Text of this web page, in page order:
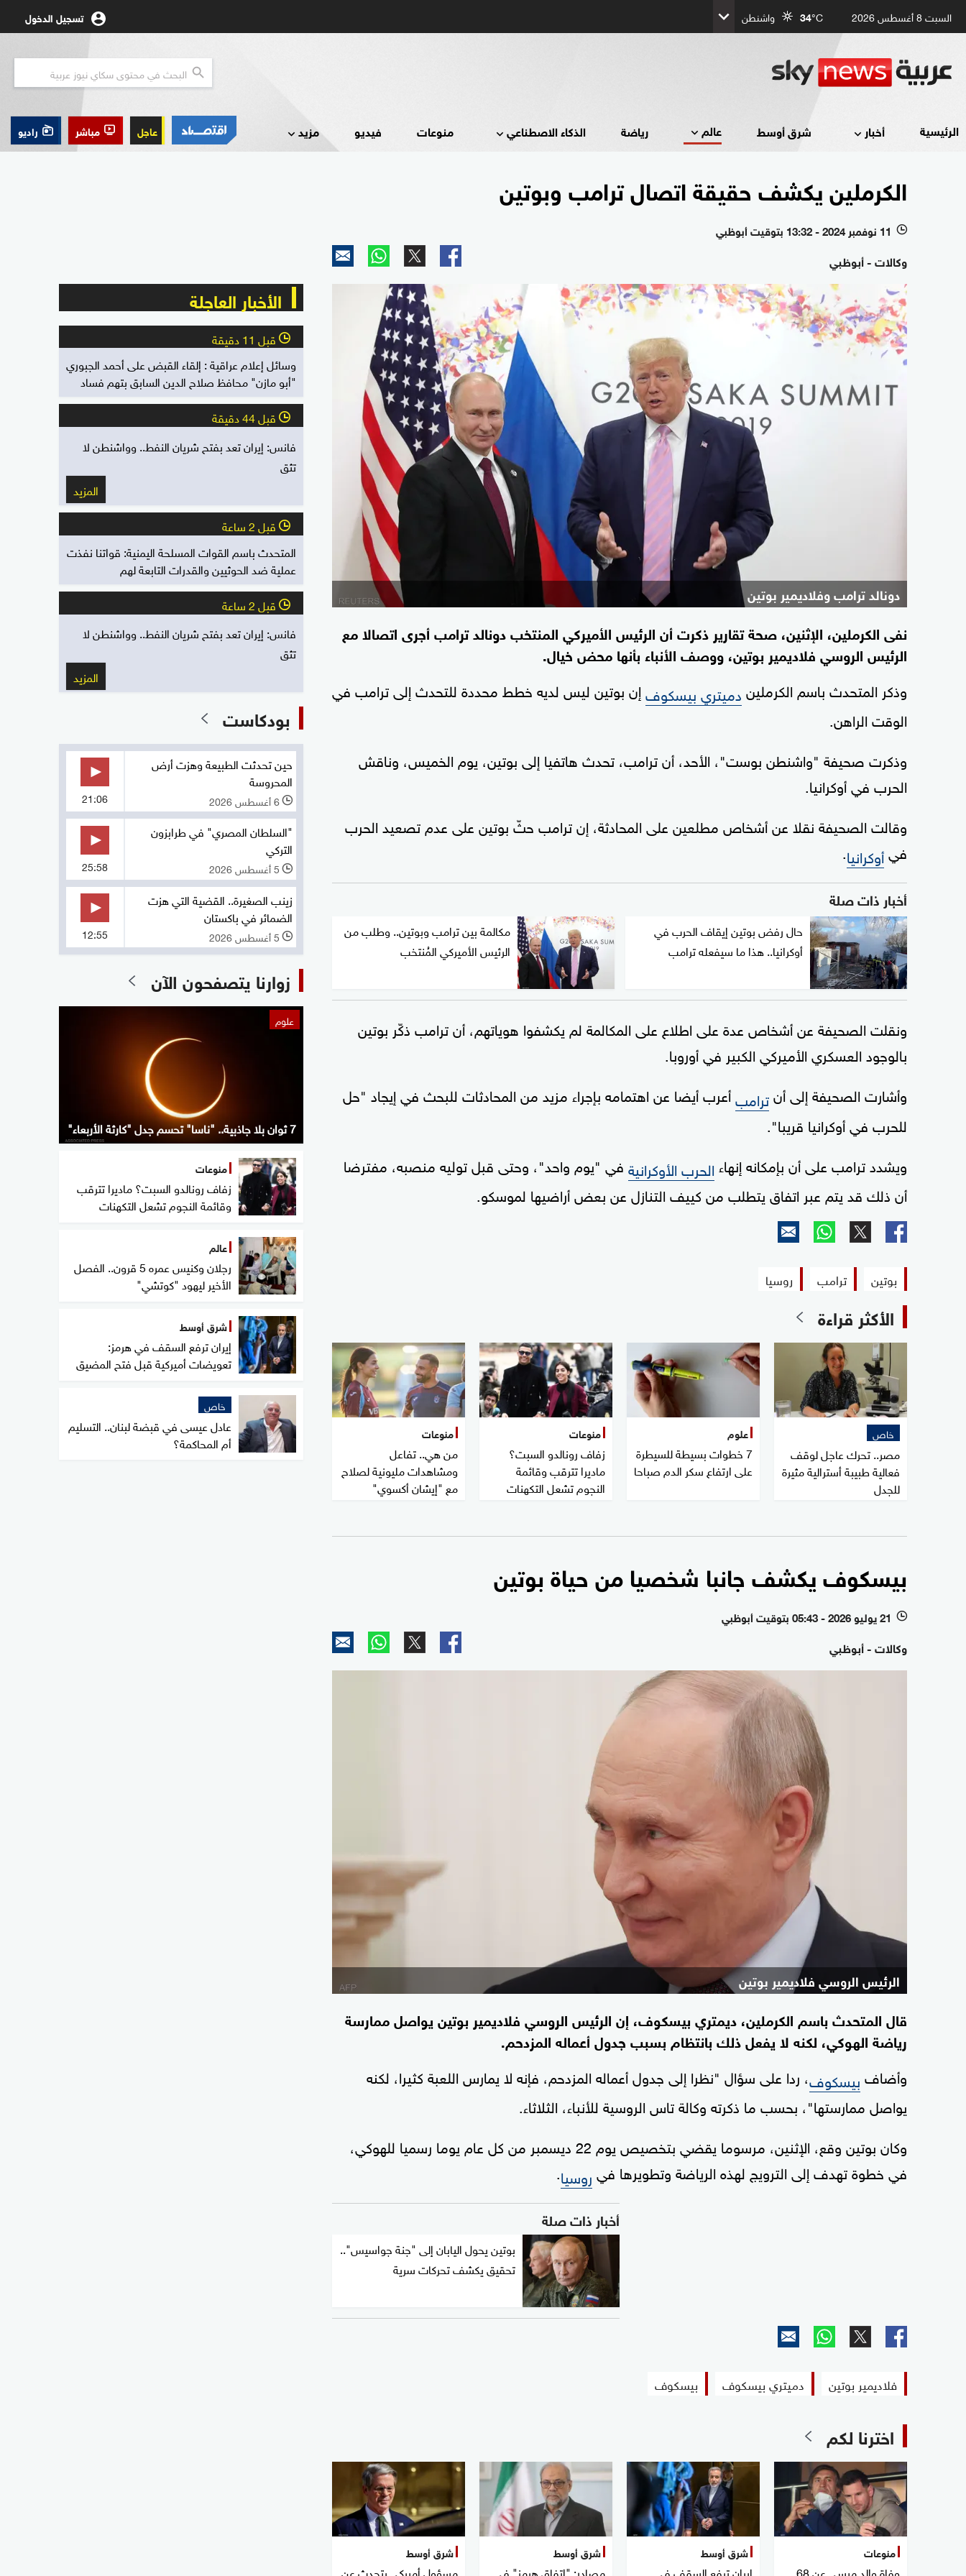
السبت 8 أغسطس 2026 34°C واشنطن تسجيل الدخول
الرئيسية أخبار شرق أوسط عالم رياضة الذكاء الاصطناعي منوعات فيديو مزيد عاجل مباشر راديو
الكرملين يكشف حقيقة اتصال ترامب وبوتين
l 11 نوفمبر 2024 - 13:32 بتوقيت أبوظبي
وكالات - أبوظبي
دونالد ترامب وفلاديمير بوتين
نفى الكرملين، الإثنين، صحة تقارير ذكرت أن الرئيس الأميركي المنتخب دونالد ترامب أجرى اتصالا مع
الرئيس الروسي فلاديمير بوتين، ووصف الأنباء بأنها محض خيال.
وذكر المتحدث باسم الكرملين دميتري بيسكوف إن بوتين ليس لديه خطط محددة للتحدث إلى ترامب في
الوقت الراهن.
وذكرت صحيفة "واشنطن بوست"، الأحد، أن ترامب، تحدث هاتفيا إلى بوتين، يوم الخميس، وناقش
الحرب في أوكرانيا.
وقالت الصحيفة نقلا عن أشخاص مطلعين على المحادثة، إن ترامب حثّ بوتين على عدم تصعيد الحرب
فيأوكرانيا.
أخبار ذات صلة
حال رفض بوتين إيقاف الحرب في
أوكرانيا.. هذا ما سيفعله ترامب
مكالمة بين ترامب وبوتين.. وطلب من
الرئيس الأميركي المُنتخب
ونقلت الصحيفة عن أشخاص عدة على اطلاع على المكالمة لم يكشفوا هوياتهم، أن ترامب ذكّر بوتين
بالوجود العسكري الأميركي الكبير في أوروبا.
وأشارت الصحيفة إلى أنترامبأعرب أيضا عن اهتمامه بإجراء مزيد من المحادثات للبحث في إيجاد "حل
للحرب في أوكرانيا قريبا".
ويشدد ترامب على أن بإمكانه إنهاء الحرب الأوكرانية في "يوم واحد"، وحتى قبل توليه منصبه، مفترضا
أن ذلك قد يتم عبر اتفاق يتطلب من كييف التنازل عن بعض أراضيها لموسكو.
بوتين ترامب روسيا
الأكثر قراءة
خاص
مصر.. تحرك عاجل لوقف
فعالية طبيبة أسترالية مثيرة
للجدل
علوم
7 خطوات بسيطة للسيطرة
على ارتفاع سكر الدم صباحا
منوعات
زفاف رونالدو السبت؟
ماديرا تترقب وقائمة
النجوم تشعل التكهنات
منوعات
من هي.. تفاعل
ومشاهدات مليونية لصلاح
مع "إيشان أكسوي"
بيسكوف يكشف جانبا شخصيا من حياة بوتين
l 21 يوليو 2026 - 05:43 بتوقيت أبوظبي
وكالات - أبوظبي
الرئيس ​الروسي فلاديمير بوتين
قال المتحدث باسم الكرملين، ديمتري بيسكوف، إن الرئيس الروسي فلاديمير بوتين يواصل ممارسة
رياضة الهوكي، لكنه لا يفعل ذلك بانتظام بسبب جدول أعماله المزدحم.
وأضاف بيسكوف، ردا على سؤال "نظرا إلى جدول أعماله المزدحم، فإنه لا يمارس اللعبة كثيرا، لكنه
يواصل ممارستها"، بحسب ما ذكرته وكالة تاس الروسية للأنباء، الثلاثاء.
وكان بوتين وقع، الإثنين، مرسوما يقضي بتخصيص يوم 22 ديسمبر من كل عام يوما رسميا للهوكي،
في خطوة تهدف إلى الترويج لهذه الرياضة وتطويرها في روسيا.
أخبار ذات صلة
بوتين يحول اليابان إلى "جنة جواسيس"..
تحقيق يكشف تحركات سرية
فلاديمير بوتين دميتري بيسكوف بيسكوف
اخترنا لكم
منوعات
وفاة والد ميسي عن 68
شرق أوسط
إيران ترفع السقف في
شرق أوسط
مصادر: "اتفاق هرمز" في
شرق أوسط
مسؤول أميركي يتحدث عن
الأخبار العاجلة
l قبل 11 دقيقة
وسائل إعلام عراقية : إلقاء القبض على أحمد الجبوري
"أبو مازن" محافظ صلاح الدين السابق بتهم فساد
l قبل 44 دقيقة
فانس: إيران تعد بفتح شريان النفط.. وواشنطن لا
تثق
المزيد
l قبل 2 ساعة
المتحدث باسم القوات المسلحة اليمنية: قواتنا نفذت
عملية ضد الحوثيين والقدرات التابعة لهم
l قبل 2 ساعة
فانس: إيران تعد بفتح شريان النفط.. وواشنطن لا
تثق
المزيد
بودكاست
حين تحدثت الطبيعة وهزت أرض
المحروسة
l 6 أغسطس 2026 21:06
"السلطان المصري" في طرابزون
التركي
l 5 أغسطس 2026 25:58
زينب الصغيرة.. القضية التي هزت
الضمائر في باكستان
l 5 أغسطس 2026 12:55
زوارنا يتصفحون الآن
علوم
7 ثوان بلا جاذبية.. "ناسا" تحسم جدل "كارثة الأربعاء"
منوعات
زفاف رونالدو السبت؟ ماديرا تترقب
وقائمة النجوم تشعل التكهنات
عالم
رجلان وكنيس عمره 5 قرون.. الفصل
الأخير ليهود "كوتشي"
شرق أوسط
إيران ترفع السقف في هرمز:
تعويضات أميركية قبل فتح المضيق
خاص
عادل عيسى في قبضة لبنان.. التسليم
أم المحاكمة؟